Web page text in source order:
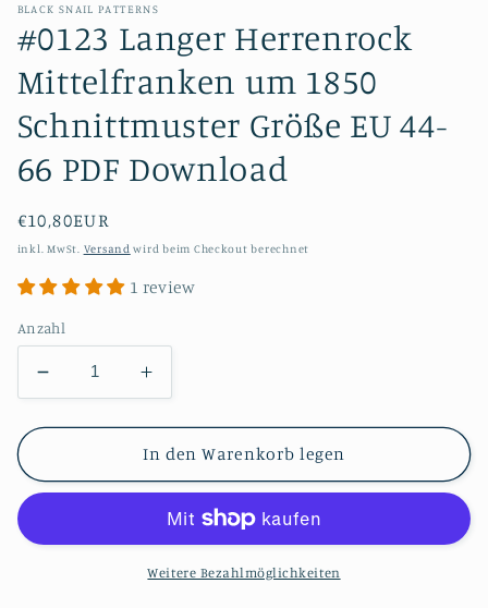
BLACK SNAIL PATTERNS
#0123 Langer Herrenrock
Mittelfranken um 1850
Schnittmuster Größe EU 44-
66 PDF Download
Normaler
Preis
€10,80EUR
inkl. MwSt. Versand wird beim Checkout berechnet
1 review
Anzahl
Verringere
die
Menge
#0123
Mittelfranken
Erhöhe
die
Menge
für
#0123
Herrenrock
Mittelfranken
um
In den Warenkorb legen
Weitere Bezahlmöglichkeiten